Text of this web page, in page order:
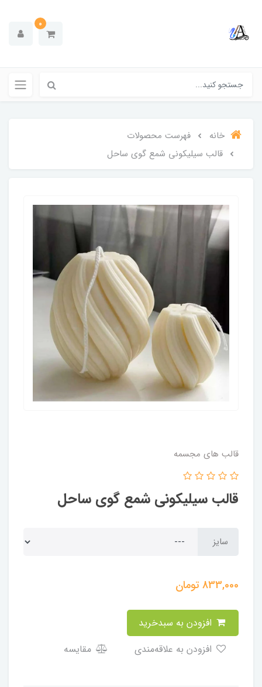
0
خانه
فهرست محصولات
قالب سیلیکونی شمع گوی ساحل
قالب های مجسمه
قالب سیلیکونی شمع گوی ساحل
سایز
833,000تومان
مقایسه